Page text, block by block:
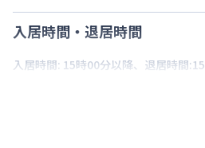
入居時間・退居時間
入居時間: 15時00分以降、退居時間